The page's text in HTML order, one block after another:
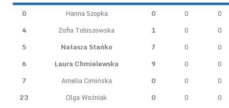
0 Hanna Szopka 0 0
0
4
Zofia Tobiszowska 1 0
0
5
Natasza Stańko 7 0
0
6
Laura Chmielewska 9 0
0
7
Amelia Cimińska 0 0
0
23
Olga Woźniak 0 0
0